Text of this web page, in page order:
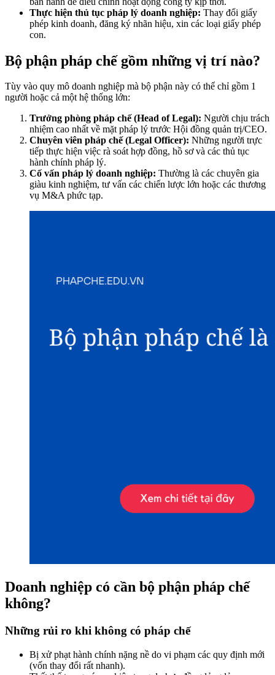
Thực hiện thủ tục pháp lý doanh nghiệp: Thay đổi giấy
phép kinh doanh, đăng ký nhãn hiệu, xin các loại giấy phép
con.
Bộ phận pháp chế gồm những vị trí nào?
Tùy vào quy mô doanh nghiệp mà bộ phận này có thể chỉ gồm 1
người hoặc cả một hệ thống lớn:
Trưởng phòng pháp chế (Head of Legal): Người chịu trách
nhiệm cao nhất về mặt pháp lý trước Hội đồng quản trị/CEO.
Chuyên viên pháp chế (Legal Officer): Những người trực
tiếp thực hiện việc rà soát hợp đồng, hồ sơ và các thủ tục
hành chính pháp lý.
Cố vấn pháp lý doanh nghiệp: Thường là các chuyên gia
giàu kinh nghiệm, tư vấn các chiến lược lớn hoặc các thương
vụ M&A phức tạp.
Doanh nghiệp có cần bộ phận pháp chế
không?
Những rủi ro khi không có pháp chế
Bị xử phạt hành chính nặng nề do vi phạm các quy định mới
(vốn thay đổi rất nhanh).